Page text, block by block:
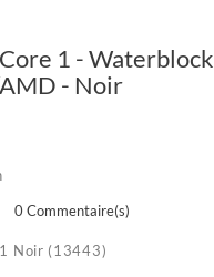
1 - Waterblock
- Noir
0 Commentaire(s)
Noir (13443)